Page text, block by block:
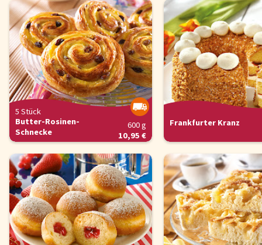
5 Stück
Butter-Rosinen-
Schnecke
600 g
10,95 €
Frankfurter Kranz
Cookie-Hinweis
Um unsere Webseiten für Sie optimal zu gestalten und
verbessern, sowie zur Geschwindigkeitsoptimierung und für
Chat-Funktion verwenden wir Cookies. Durch Bestätigen des